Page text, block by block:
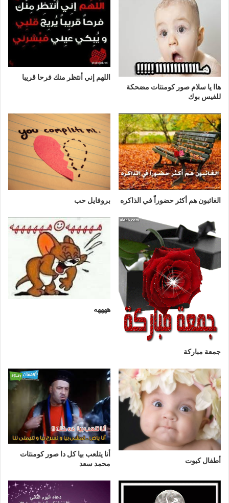
هاا يا سلام صور كومنتات مضحكة
للفيس بوك
اللهم إني أنتظر منك فرحا قريبا
الغائبون هم أكثر حضوراً في الذاكره بروفايل حب
جمعة مباركة
ههههه
أطفال كيوت
أنا يتلعب بيا كل دا صور كومنتات
محمد سعد